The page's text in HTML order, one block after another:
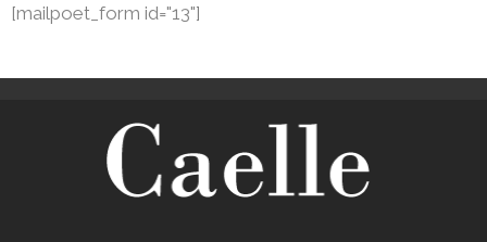
[mailpoet_form id="13"]